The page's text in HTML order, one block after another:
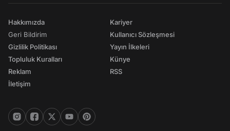
Hakkımızda
Geri Bildirim
Gizlilik Politikası
Topluluk Kuralları
Reklam
İletişim
Kariyer
Kullanıcı Sözleşmesi
Yayın İlkeleri
Künye
RSS